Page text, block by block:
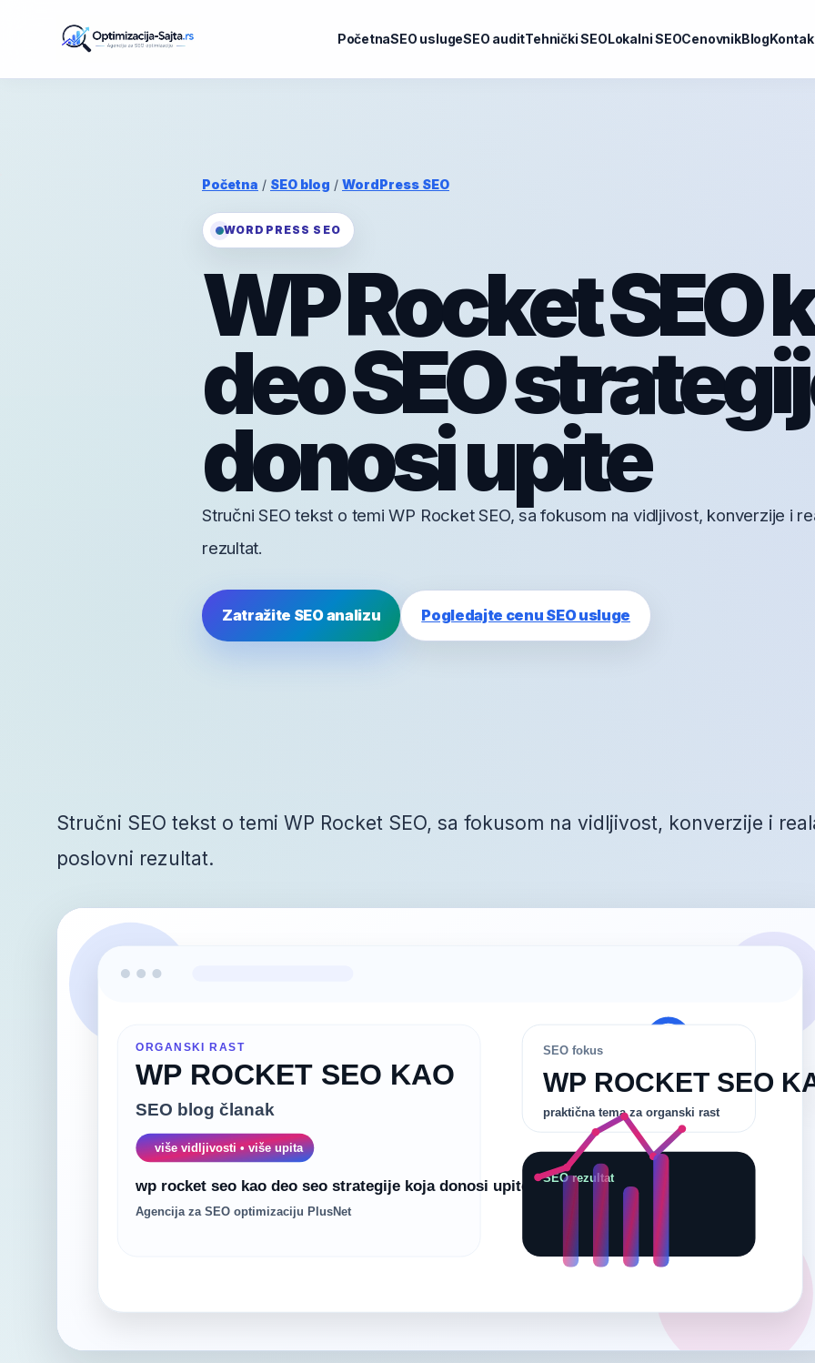
PočetnaSEO uslugeSEO auditTehnički SEOLokalni SEOCenovnikBlog
Početna / SEO blog / WordPress SEO
WORDPRESS SEO
WP Rocket SEO
deo SEO
donosi upite
Stručni SEO tekst o temi WP Rocket SEO, sa fokusom na vidljivost, konverzije i
rezultat.
Zatražite SEO analizu Pogledajte cenu SEO usluge
Stručni SEO tekst o temi WP Rocket SEO, sa fokusom na vidljivost, konverzije i
poslovni rezultat.